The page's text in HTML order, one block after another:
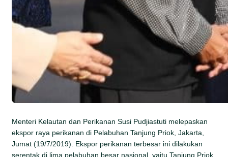
Menteri Kelautan dan Perikanan Susi Pudjiastuti melepaskan
ekspor raya perikanan di Pelabuhan Tanjung Priok, Jakarta,
Jumat (19/7/2019). Ekspor perikanan terbesar ini dilakukan
serentak di lima pelabuhan besar nasional, yaitu Tanjung Priok